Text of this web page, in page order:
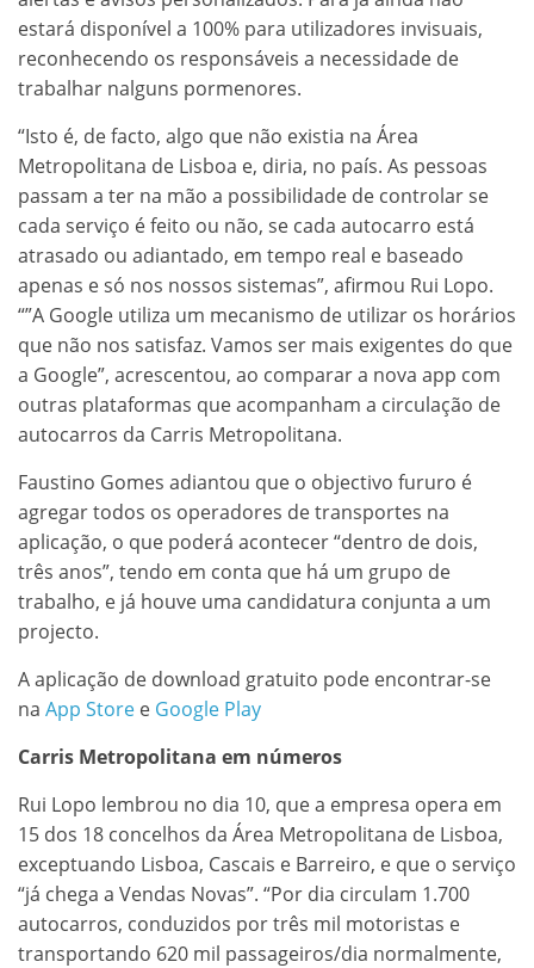
estará disponível a 100% para utilizadores invisuais,
reconhecendo os responsáveis a necessidade de
trabalhar nalguns pormenores.
“Isto é, de facto, algo que não existia na Área
Metropolitana de Lisboa e, diria, no país. As pessoas
passam a ter na mão a possibilidade de controlar se
cada serviço é feito ou não, se cada autocarro está
atrasado ou adiantado, em tempo real e baseado
apenas e só nos nossos sistemas”, afirmou Rui Lopo.
“”A Google utiliza um mecanismo de utilizar os horários
que não nos satisfaz. Vamos ser mais exigentes do que
a Google”, acrescentou, ao comparar a nova app com
outras plataformas que acompanham a circulação de
autocarros da Carris Metropolitana.
Faustino Gomes adiantou que o objectivo fururo é
agregar todos os operadores de transportes na
aplicação, o que poderá acontecer “dentro de dois,
três anos”, tendo em conta que há um grupo de
trabalho, e já houve uma candidatura conjunta a um
projecto.
A aplicação de download gratuito pode encontrar-se
na App Store e Google Play
Carris Metropolitana em números
Rui Lopo lembrou no dia 10, que a empresa opera em
15 dos 18 concelhos da Área Metropolitana de Lisboa,
exceptuando Lisboa, Cascais e Barreiro, e que o serviço
“já chega a Vendas Novas”. “Por dia circulam 1.700
autocarros, conduzidos por três mil motoristas e
transportando 620 mil passageiros/dia normalmente,